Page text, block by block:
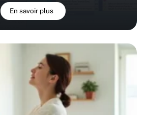
En savoir plus